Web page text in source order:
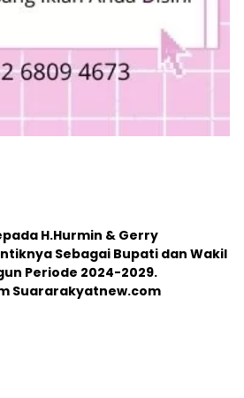
H.Hurmin & Gerry
Sebagai Bupati dan Wakil
Periode 2024-2029.
Suararakyatnew.com